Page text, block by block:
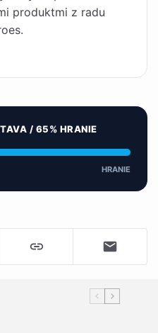
produktmi z radu
/ 65% HRANIE
HRANIE